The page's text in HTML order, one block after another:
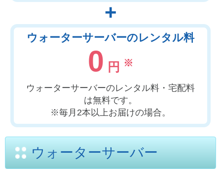
+
ウォーターサーバーのレンタル料
0 円 ※
ウォーターサーバーのレンタル料・宅配料
は無料です。
※毎月2本以上お届けの場合。
ウォーターサーバー